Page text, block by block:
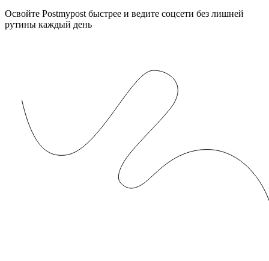
Освойте Postmypost быстрее и ведите соцсети без лишней
рутины каждый день